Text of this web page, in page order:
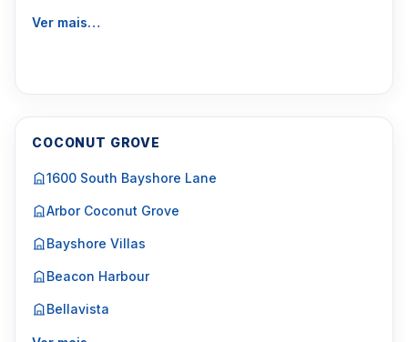
Ver mais…
COCONUT GROVE
1600 South Bayshore Lane
Arbor Coconut Grove
Bayshore Villas
Beacon Harbour
Bellavista